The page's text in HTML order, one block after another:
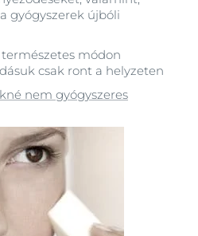
gyógyszerek újbóli
természetes módon
csak ront a helyzeten
nem gyógyszeres